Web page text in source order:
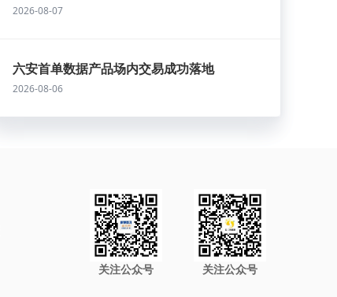
2026-08-07
六安首单数据产品场内交易成功落地
2026-08-06
关注公众号 关注公众号